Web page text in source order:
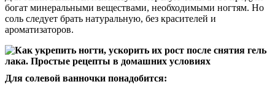
богат минеральными веществами, необходимыми ногтям. Но
соль следует брать натуральную, без красителей и
ароматизаторов.
Для солевой ванночки понадобится: